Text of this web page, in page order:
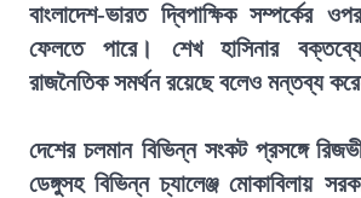
বাংলাদেশ-ভারত দ্বিপাক্ষিক সম্পর্কের
ফেলতে পারে। শেখ হাসিনার
রাজনৈতিক সমর্থন রয়েছে বলেও মন্তব্য
দেশের চলমান বিভিন্ন সংকট প্রসঙ্গে
ডেঙ্গুসহ বিভিন্ন চ্যালেঞ্জ মোকাবিলায়